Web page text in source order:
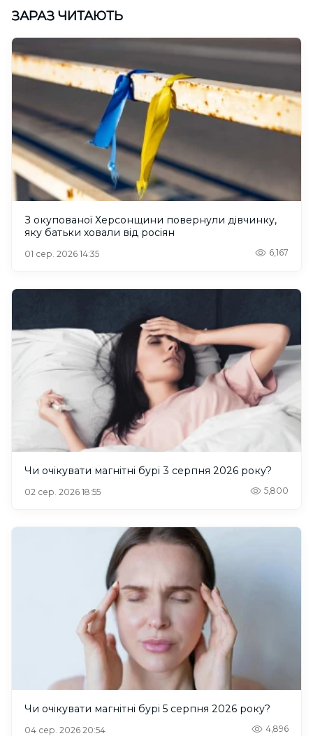
ЗАРАЗ ЧИТАЮТЬ
З окупованої Херсонщини повернули дівчинку,
яку батьки ховали від росіян
01 сер. 2026 14:35 6,167
Чи очікувати магнітні бурі 3 серпня 2026 року?
02 сер. 2026 18:55 5,800
Чи очікувати магнітні бурі 5 серпня 2026 року?
04 сер. 2026 20:54 4,896